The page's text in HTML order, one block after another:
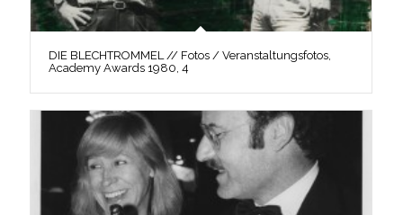
DIE BLECHTROMMEL // Fotos / Veranstaltungsfotos,
Academy Awards 1980, 4